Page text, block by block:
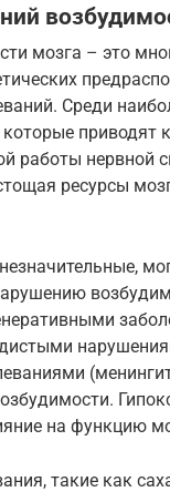
мозга – это
Среди
приводят
работы нервной
ресурсы
на функцию
такие как